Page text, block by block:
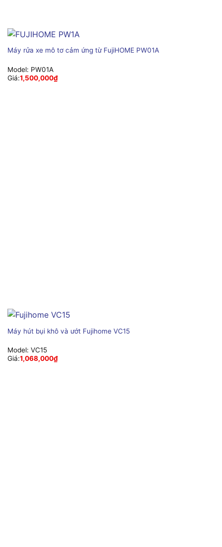
Máy rửa xe mô tơ cảm ứng từ FujiHOME PW01A
Model: PW01A
Giá:1,500,000₫
Máy hút bụi khô và ướt Fujihome VC15
Model: VC15
Giá:1,068,000₫